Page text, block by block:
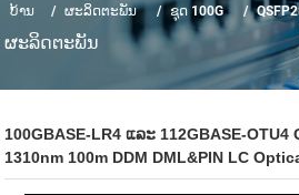
ບ້ານ ຜະລິດຕະພັນ ຊຸດ 100G
ຜະ​ລິດ​ຕະ​ພັນ
100GBASE-LR4 ແລະ 112GBASE-OTU4
1310nm 100m DDM DML&PIN LC